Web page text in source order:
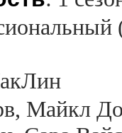
Майкл